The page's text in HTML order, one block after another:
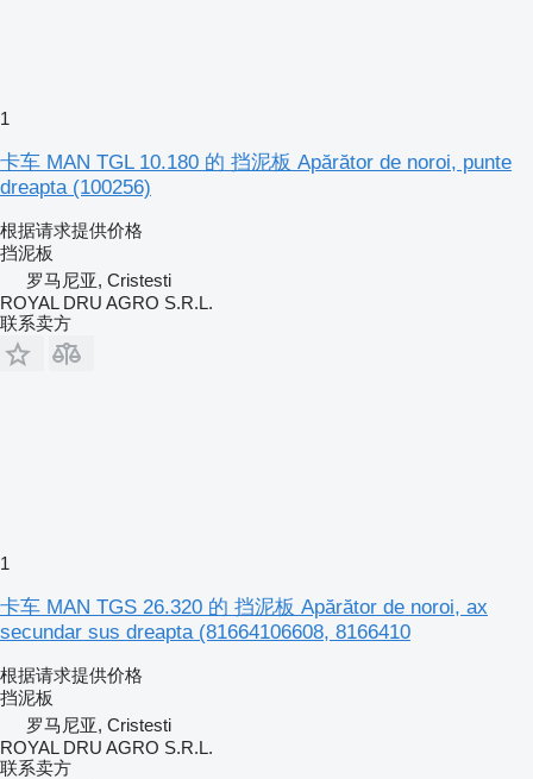
1
卡车 MAN TGL 10.180 的 挡泥板 Apărător de noroi, punte
dreapta (100256)
根据请求提供价格
挡泥板
罗马尼亚, Cristesti
ROYAL DRU AGRO S.R.L.
联系卖方
1
卡车 MAN TGS 26.320 的 挡泥板 Apărător de noroi, ax
secundar sus dreapta (81664106608, 8166410
根据请求提供价格
挡泥板
罗马尼亚, Cristesti
ROYAL DRU AGRO S.R.L.
联系卖方